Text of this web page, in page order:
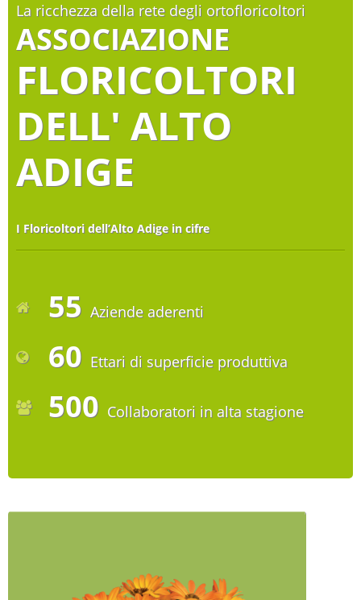
La ricchezza della rete degli ortofloricoltori
ASSOCIAZIONE
FLORICOLTORI
DELL' ALTO
ADIGE
I Floricoltori dell’Alto Adige in cifre
55 Aziende aderenti
60 Ettari di superficie produttiva
500 Collaboratori in alta stagione